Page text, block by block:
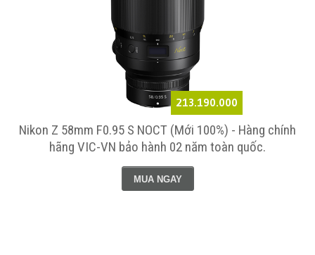
213.190.000
Nikon Z 58mm F0.95 S NOCT (Mới 100%) - Hàng chính
hãng VIC-VN bảo hành 02 năm toàn quốc.
MUA NGAY